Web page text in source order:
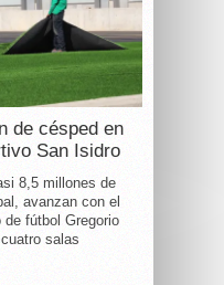
de césped en
San Isidro
8,5 millones de
avanzan con el
fútbol Gregorio
salas